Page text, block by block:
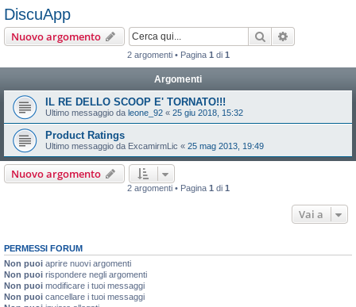
DiscuApp
Nuovo argomento Cerca
2 argomenti • Pagina 1 di 1
Argomenti
IL RE DELLO SCOOP E' TORNATO!!!
Ultimo messaggio da leone_92 « 25 giu 2018, 15:32
Product Ratings
Ultimo messaggio da ExcamirmLic « 25 mag 2013, 19:49
Nuovo argomento
2 argomenti • Pagina 1 di 1
Vai a
PERMESSI FORUM
Non puoi aprire nuovi argomenti
Non puoi rispondere negli argomenti
Non puoi modificare i tuoi messaggi
Non puoi cancellare i tuoi messaggi